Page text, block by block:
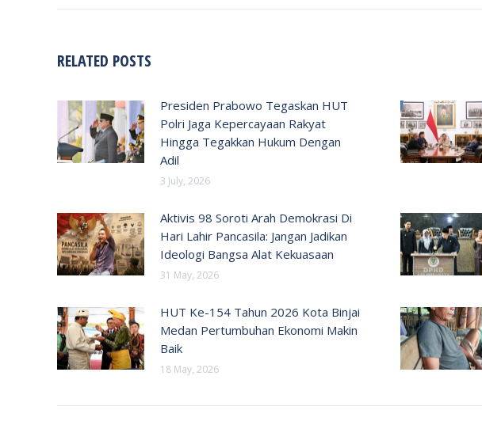
RELATED POSTS
Presiden Prabowo Tegaskan HUT
Polri Jaga Kepercayaan Rakyat
Hingga Tegakkan Hukum Dengan
Adil
3 July, 2026
Aktivis 98 Soroti Arah Demokrasi Di
Hari Lahir Pancasila: Jangan Jadikan
Ideologi Bangsa Alat Kekuasaan
31 May, 2026
HUT Ke-154 Tahun 2026 Kota Binjai
Medan Pertumbuhan Ekonomi Makin
Baik
18 May, 2026